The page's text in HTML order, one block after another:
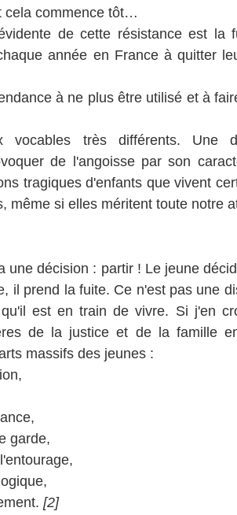
cela commence tôt…
de cette résistance est la
année en France à quitter
à ne plus être utilisé et à
vocables très différents. Une
de l'angoisse par son
tragiques d'enfants que vivent
même si elles méritent toute notre
une décision : partir ! Le jeune
il prend la fuite. Ce n'est pas une
est en train de vivre. Si j'en
de la justice et de la famille
massifs des jeunes :
garde,
[2]